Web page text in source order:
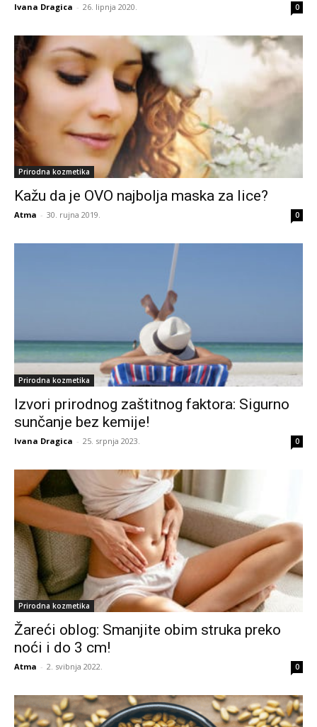
Ivana Dragica - 26. lipnja 2020. 0
Prirodna kozmetika
Kažu da je OVO najbolja maska za lice?
Atma - 30. rujna 2019. 0
Prirodna kozmetika
Izvori prirodnog zaštitnog faktora: Sigurno
sunčanje bez kemije!
Ivana Dragica - 25. srpnja 2023. 0
Prirodna kozmetika
Žareći oblog: Smanjite obim struka preko
noći i do 3 cm!
Atma - 2. svibnja 2022. 0